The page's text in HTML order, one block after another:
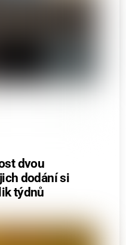
dvou
dodání si
týdnů